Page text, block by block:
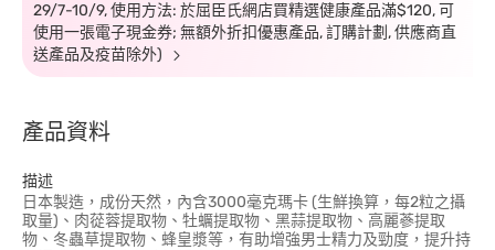
29/7-10/9, 使用方法: 於屈臣氏網店買精選健康產品滿$120, 可
使用一張電子現金券; 無額外折扣優惠產品, 訂購計劃, 供應商直
送產品及疫苗除外)
產品資料
描述
日本製造，成份天然，內含3000毫克瑪卡 (生鮮換算，每2粒之攝
取量)、肉蓯蓉提取物、牡蠣提取物、黑蒜提取物、高麗蔘提取
物、冬蟲草提取物、蜂皇漿等，有助增強男士精力及勁度，提升持